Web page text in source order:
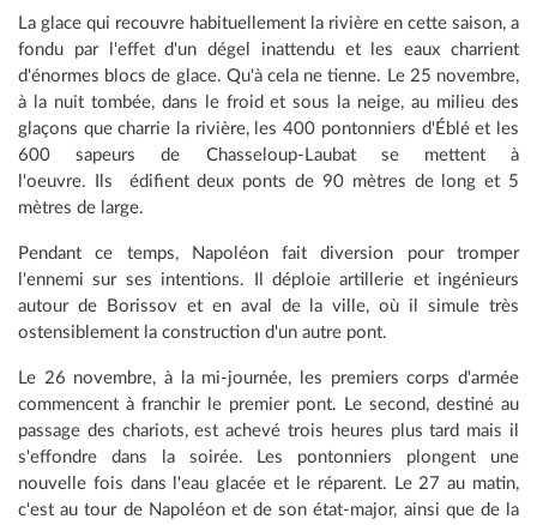
La glace qui recouvre habituellement la rivière en cette saison, a
fondu par l'effet d'un dégel inattendu et les eaux charrient
d'énormes blocs de glace. Qu'à cela ne tienne. Le 25 novembre,
à la nuit tombée, dans le froid et sous la neige, au milieu des
glaçons que charrie la rivière, les 400 pontonniers d'Éblé et les
600 sapeurs de Chasseloup-Laubat se mettent à
l'oeuvre. Ils édifient deux ponts de 90 mètres de long et 5
mètres de large.
Pendant ce temps, Napoléon fait diversion pour tromper
l'ennemi sur ses intentions. Il déploie artillerie et ingénieurs
autour de Borissov et en aval de la ville, où il simule très
ostensiblement la construction d'un autre pont.
Le 26 novembre, à la mi-journée, les premiers corps d'armée
commencent à franchir le premier pont. Le second, destiné au
passage des chariots, est achevé trois heures plus tard mais il
s'effondre dans la soirée. Les pontonniers plongent une
nouvelle fois dans l'eau glacée et le réparent. Le 27 au matin,
c'est au tour de Napoléon et de son état-major, ainsi que de la